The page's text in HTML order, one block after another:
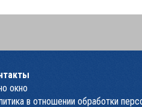
окно
в отношении обработки